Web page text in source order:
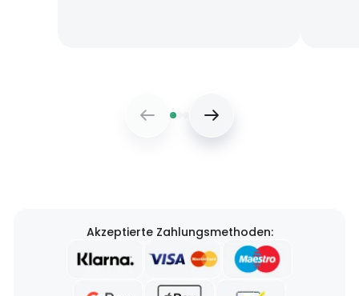
Akzeptierte Zahlungsmethoden: